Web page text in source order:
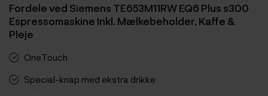
Fordele ved Siemens TE653M11RW EQ6 Plus s300
Espressomaskine Inkl. Mælkebeholder, Kaffe &
Pleje
OneTouch
Special-knap med ekstra drikke